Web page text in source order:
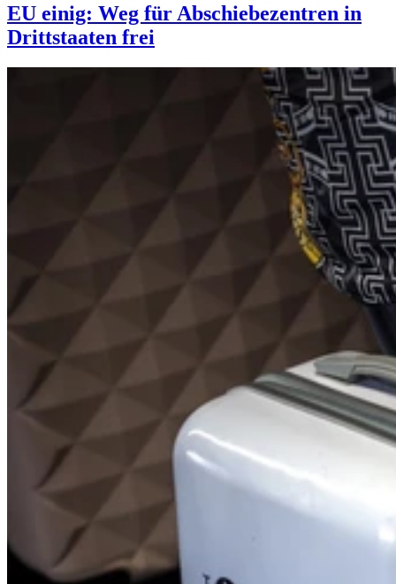
EU einig: Weg für Abschiebezentren in
Drittstaaten frei